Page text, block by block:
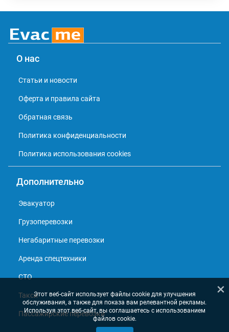
О нас
Статьи и новости
Оферта и правила сайта
Обратная связь
Политика конфиденциальности
Политика использования cookies
Дополнительно
Эвакуатор
Грузоперевозки
Негабаритные перевозки
Аренда спецтехники
СТО
Такси
Пассажирские перевозки
×
Этот веб-сайт использует файлы cookie для улучшения
обслуживания, а также для показа вам релевантной рекламы.
Используя этот веб-сайт, вы соглашаетесь с использованием
файлов cookie.